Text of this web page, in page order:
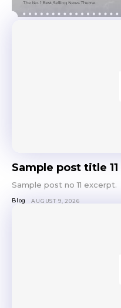
Sample post title 11
Sample post no 11 excerpt.
Blog AUGUST 9, 2026